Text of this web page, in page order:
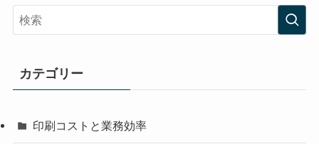
カテゴリー
印刷コストと業務効率